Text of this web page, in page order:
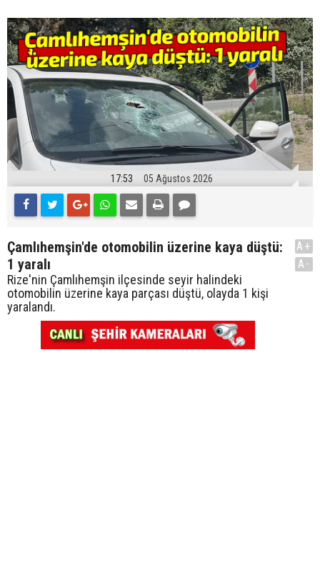
17:53 05 Ağustos 2026
Çamlıhemşin'de otomobilin üzerine kaya düştü:
1 yaralı
Rize'nin Çamlıhemşin ilçesinde seyir halindeki
otomobilin üzerine kaya parçası düştü, olayda 1 kişi
yaralandı.
A+
A-